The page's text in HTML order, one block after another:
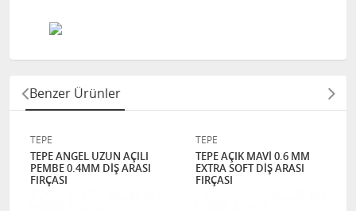
Benzer Ürünler
TEPE
TEPE ANGEL UZUN AÇILI
PEMBE 0.4MM DİŞ ARASI
FIRÇASI
TEPE
TEPE AÇIK MAVİ 0.6 MM
EXTRA SOFT DİŞ ARASI
FIRÇASI